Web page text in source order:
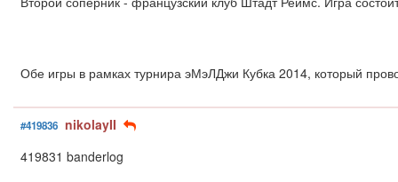
Обе игры в рамках турнира эМэЛДжи Кубка 2014, который
#419836 nikolayII
419831 banderlog